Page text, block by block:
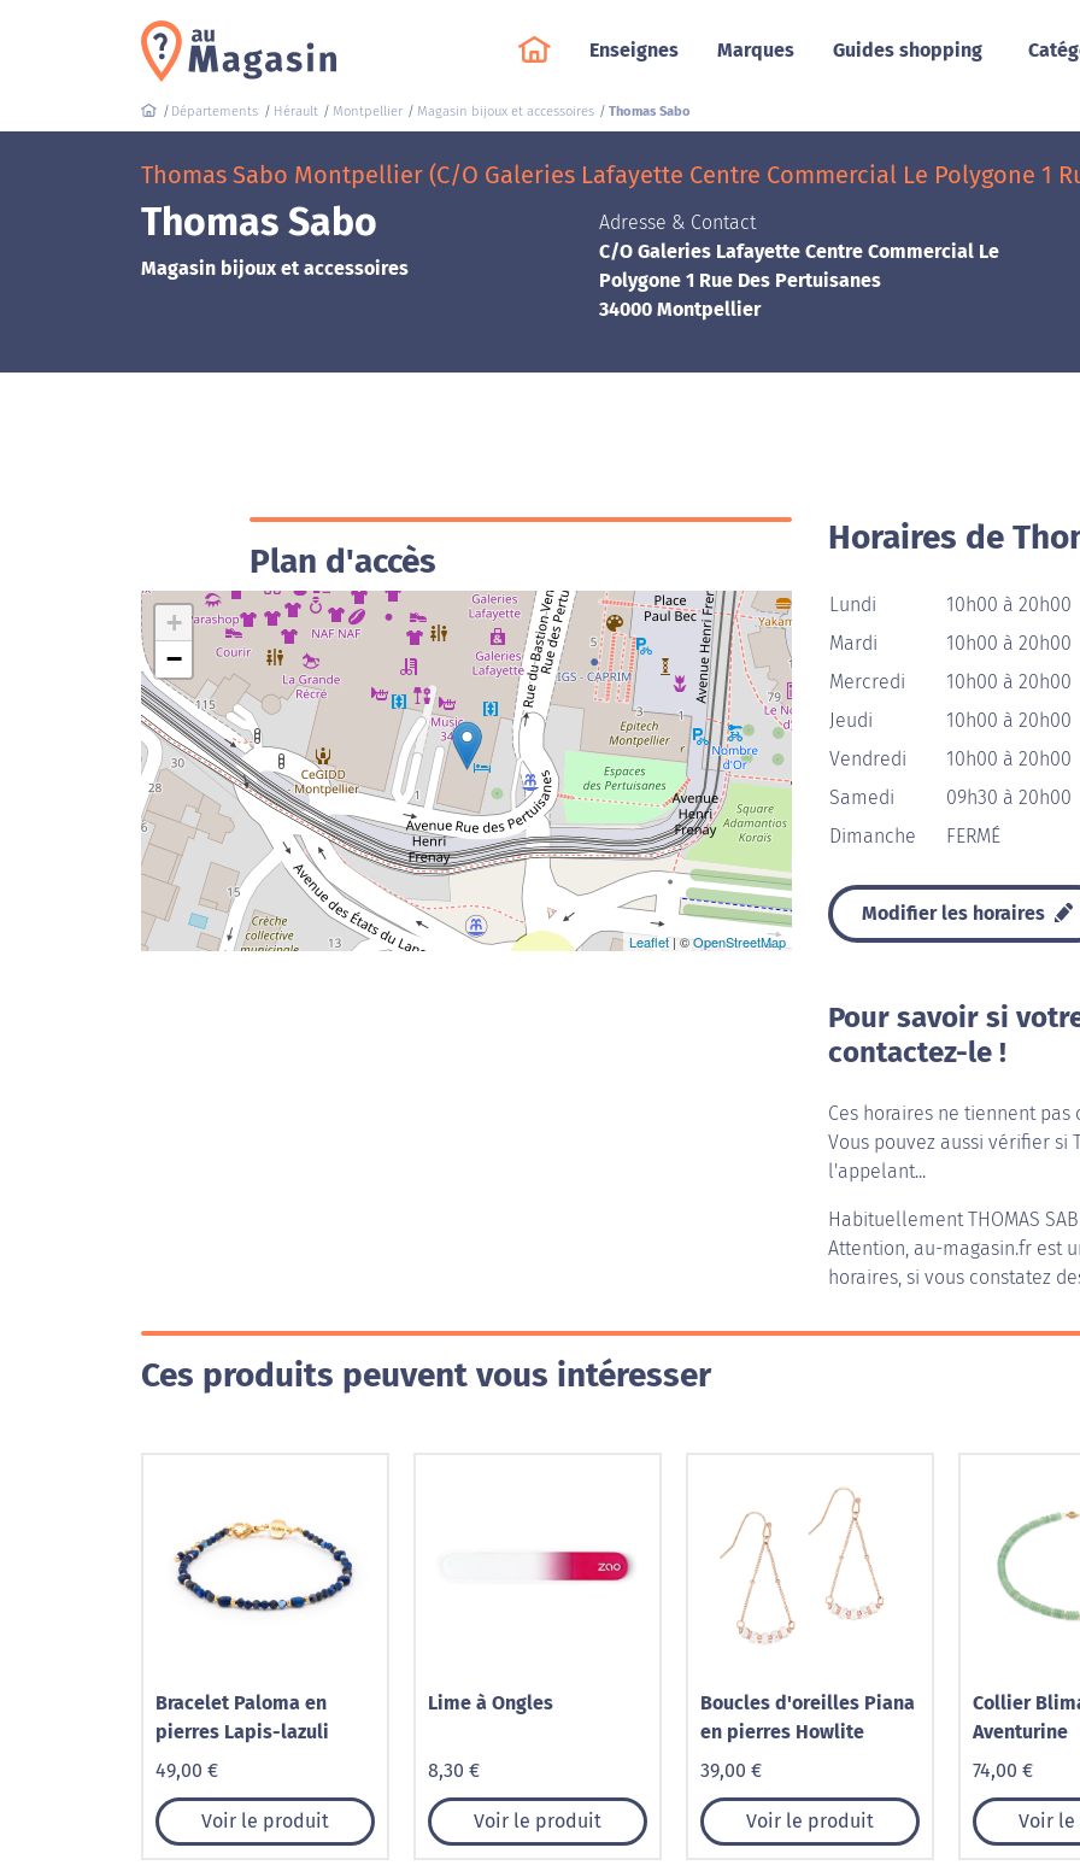
Enseignes Marques Guides shopping
Départements Hérault Montpellier Magasin bijoux et accessoires Thomas Sabo
Thomas Sabo Montpellier (C/O Galeries Lafayette Centre Commercial Le Polygone 1
Thomas Sabo
Magasin bijoux et accessoires
Adresse & Contact
C/O Galeries Lafayette Centre Commercial Le
Polygone 1 Rue Des Pertuisanes
34000 Montpellier
Plan d'accès
+
−
Leaflet| ©OpenStreetMap
Horaires de
Lundi
10h00 à 20h00
Mardi
10h00 à 20h00
Mercredi
10h00 à 20h00
Jeudi
10h00 à 20h00
Vendredi
10h00 à 20h00
Samedi
09h30 à 20h00
Dimanche
FERMÉ
Modifier les horaires
Pour savoir si
contactez-le !
Ces horaires ne tiennent
Vous pouvez aussi vérifier
l'appelant...
HabituellementTHOMAS
Attention, au-magasin.fr est
horaires, si vous constatez
Ces produits peuvent vous intéresser
Bracelet Paloma en
pierres Lapis-lazuli
49,00 €
Voir le produit
Lime à Ongles
8,30 €
Voir le produit
Boucles d'oreilles Piana
en pierres Howlite
39,00 €
Voir le produit
Collier
Aventurine
74,00 €
Voir